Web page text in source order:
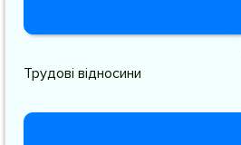
Трудові відносини